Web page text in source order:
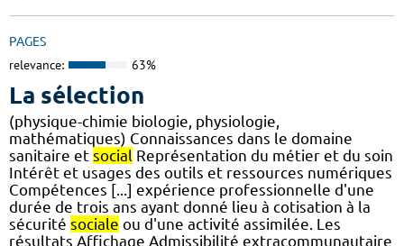
PAGES
relevance: 63%
La sélection
(physique-chimie biologie, physiologie,
mathématiques) Connaissances dans le domaine
sanitaire et social Représentation du métier et du soin
Intérêt et usages des outils et ressources numériques
Compétences [...] expérience professionnelle d'une
durée de trois ans ayant donné lieu à cotisation à la
sécurité sociale ou d'une activité assimilée. Les
résultats Affichage Admissibilité extracommunautaire